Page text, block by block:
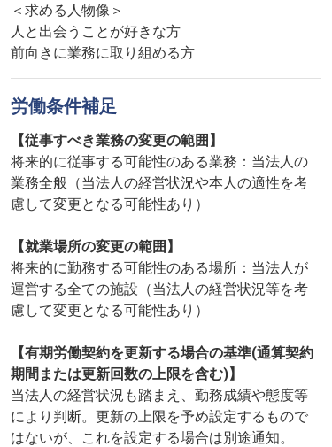
＜求める人物像＞
人と出会うことが好きな方
労働条件補足
【従事すべき業務の変更の範囲】
将来的に従事する可能性のある業務：当法人の
業務全般（当法人の経営状況や本人の適性を考
慮して変更となる可能性あり）
【就業場所の変更の範囲】
将来的に勤務する可能性のある場所：当法人が
運営する全ての施設（当法人の経営状況等を考
慮して変更となる可能性あり）
【有期労働契約を更新する場合の基準(通算契約
期間または更新回数の上限を含む)】
当法人の経営状況も踏まえ、勤務成績や態度等
により判断。更新の上限を予め設定するもので
はないが、これを設定する場合は別途通知。